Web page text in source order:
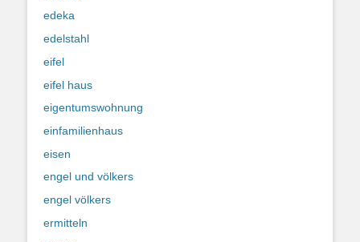
edeka
edelstahl
eifel
eifel haus
eigentumswohnung
einfamilienhaus
eisen
engel und völkers
engel völkers
ermitteln